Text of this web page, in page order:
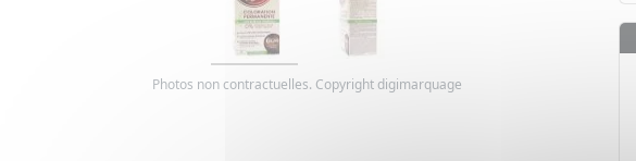
Photos non contractuelles. Copyright digimarquage